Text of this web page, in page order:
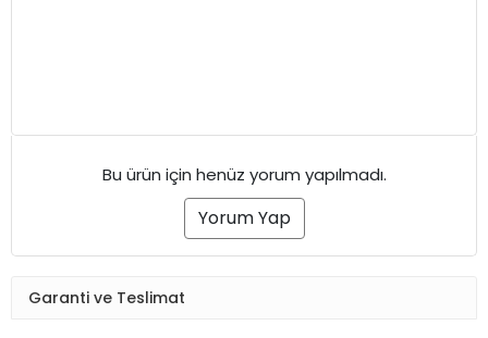
Bu ürün için henüz yorum yapılmadı.
Yorum Yap
Garanti ve Teslimat